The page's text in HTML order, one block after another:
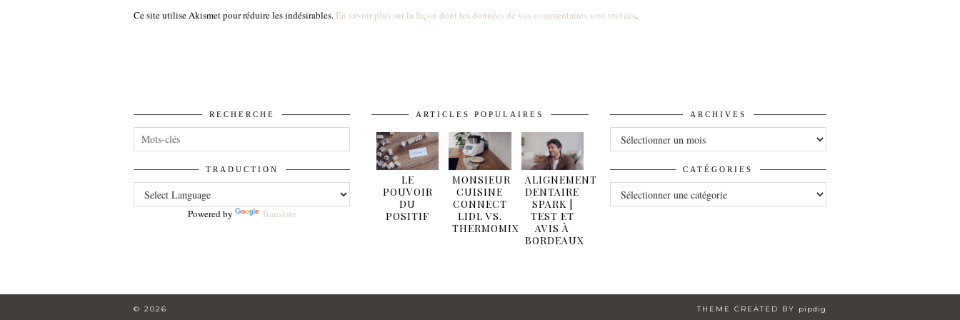
Ce site utilise Akismet pour réduire les indésirables. En savoir plus sur la façon dont les données de vos commentaires sont traitées.
RECHERCHE
TRADUCTION
Powered by Translate
ARTICLES POPULAIRES
LE
POUVOIR
DU
POSITIF
MONSIEUR
CUISINE
CONNECT
LIDL VS.
THERMOMIX
ALIGNEMENT
DENTAIRE
SPARK |
TEST ET
AVIS À
BORDEAUX
ARCHIVES
CATÉGORIES
© 2026 THEME CREATED BY pipdig